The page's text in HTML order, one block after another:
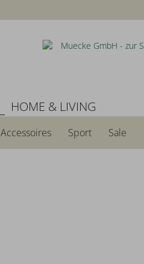
HOME & LIVING
Accessoires Sport Sale